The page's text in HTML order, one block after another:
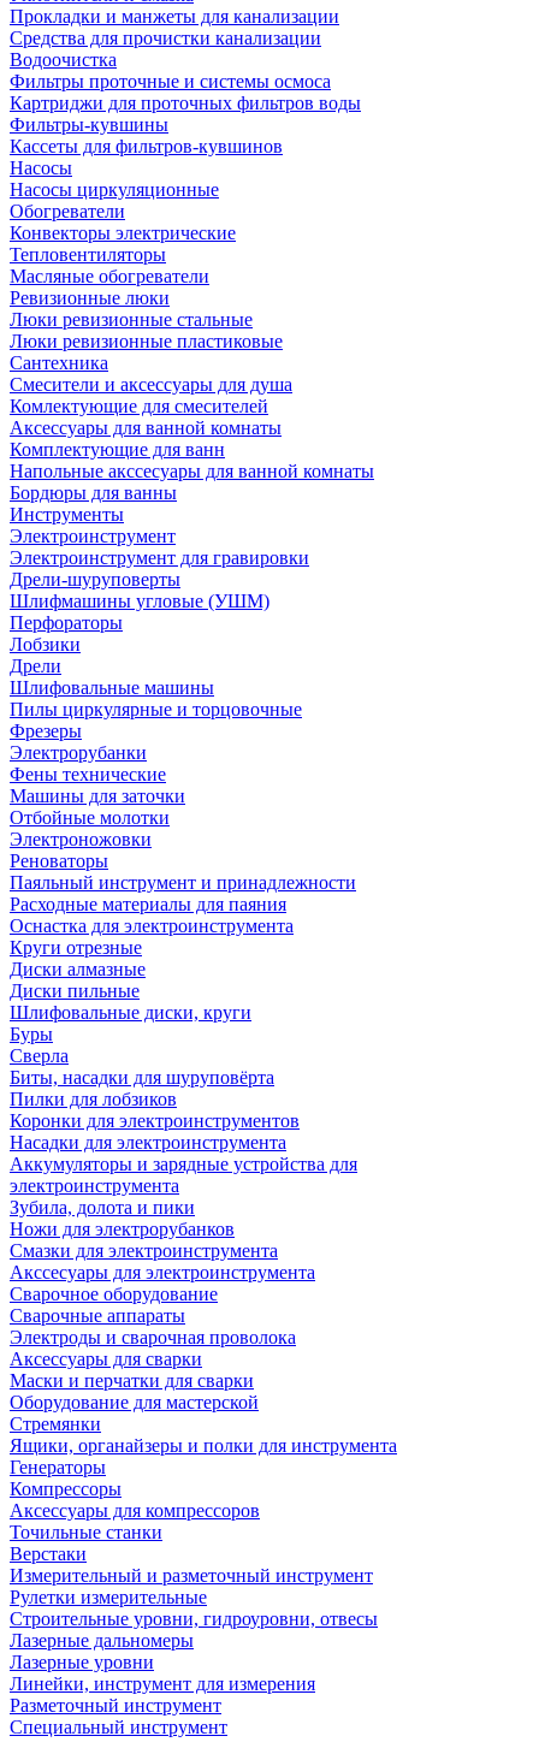
Прокладки и манжеты для канализации
Средства для прочистки канализации
Водоочистка
Фильтры проточные и системы осмоса
Картриджи для проточных фильтров воды
Фильтры-кувшины
Кассеты для фильтров-кувшинов
Насосы
Насосы циркуляционные
Обогреватели
Конвекторы электрические
Тепловентиляторы
Масляные обогреватели
Ревизионные люки
Люки ревизионные стальные
Люки ревизионные пластиковые
Сантехника
Смесители и аксессуары для душа
Комлектующие для смесителей
Аксессуары для ванной комнаты
Комплектующие для ванн
Напольные акссесуары для ванной комнаты
Бордюры для ванны
Инструменты
Электроинструмент
Электроинструмент для гравировки
Дрели-шуруповерты
Шлифмашины угловые (УШМ)
Перфораторы
Лобзики
Дрели
Шлифовальные машины
Пилы циркулярные и торцовочные
Фрезеры
Электрорубанки
Фены технические
Машины для заточки
Отбойные молотки
Электроножовки
Реноваторы
Паяльный инструмент и принадлежности
Расходные материалы для паяния
Оснастка для электроинструмента
Круги отрезные
Диски алмазные
Диски пильные
Шлифовальные диски, круги
Буры
Сверла
Биты, насадки для шуруповёрта
Пилки для лобзиков
Коронки для электроинструментов
Насадки для электроинструмента
Аккумуляторы и зарядные устройства для
электроинструмента
Зубила, долота и пики
Ножи для электрорубанков
Смазки для электроинструмента
Акссесуары для электроинструмента
Сварочное оборудование
Сварочные аппараты
Электроды и сварочная проволока
Аксессуары для сварки
Маски и перчатки для сварки
Оборудование для мастерской
Стремянки
Ящики, органайзеры и полки для инструмента
Генераторы
Компрессоры
Аксессуары для компрессоров
Точильные станки
Верстаки
Измерительный и разметочный инструмент
Рулетки измерительные
Строительные уровни, гидроуровни, отвесы
Лазерные дальномеры
Лазерные уровни
Линейки, инструмент для измерения
Разметочный инструмент
Специальный инструмент